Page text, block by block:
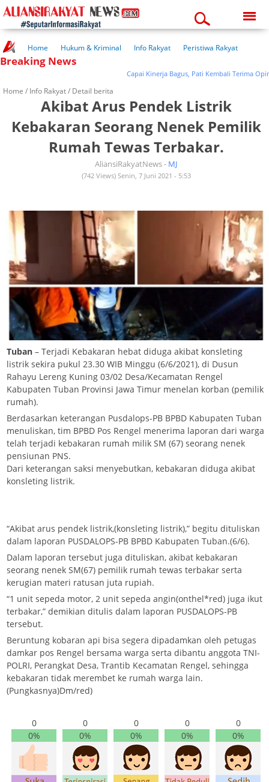
09:22:43 am
Home Hukum & Kriminal Info Rakyat
Peristiwa Rakyat
Kuliner Rakyat
Wisata Rakyat
Breaking News
Capai Kinerja Bagus, Pati Kembali Terima Opini
Home / Info Rakyat/ Detail berita
Akibat Arus Pendek Listrik
Kebakaran Seorang Nenek Pemilik
Rumah Tewas Terbakar.
AliansiRakyatNews - MJ
(742 Views) Senin, 7 Juni 2021 - 5:53
Tuban – Terjadi Kebakaran hebat diduga akibat konsleting
listrik sekira pukul 23.30 WIB Minggu (6/6/2021), di Dusun
Rahayu Lereng Kuning 03/02 Desa/Kecamatan Rengel
Kabupaten Tuban Provinsi Jawa Timur menelan korban (pemilik
rumah).
Berdasarkan keterangan Pusdalops-PB BPBD Kabupaten Tuban
menuliskan, tim BPBD Pos Rengel menerima laporan dari warga
telah terjadi kebakaran rumah milik SM (67) seorang nenek
pensiunan PNS.
Dari keterangan saksi menyebutkan, kebakaran diduga akibat
konsleting listrik.
“Akibat arus pendek listrik,(konsleting listrik),” begitu dituliskan
dalam laporan PUSDALOPS-PB BPBD Kabupaten Tuban.(6/6).
Dalam laporan tersebut juga dituliskan, akibat kebakaran
seorang nenek SM(67) pemilik rumah tewas terbakar serta
kerugian materi ratusan juta rupiah.
“1 unit sepeda motor, 2 unit sepeda angin(onthel*red) juga ikut
terbakar,” demikian ditulis dalam laporan PUSDALOPS-PB
tersebut.
Beruntung kobaran api bisa segera dipadamkan oleh petugas
damkar pos Rengel bersama warga serta dibantu anggota TNI-
POLRI, Perangkat Desa, Trantib Kecamatan Rengel, sehingga
kebakaran tidak merembet ke rumah warga lain.
(Pungkasnya)Dm/red)
0
0%
0
0%
0
0%
0
0%
0
0%